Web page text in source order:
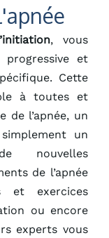
, vous
progressive et
Cette
à toutes et
de l’apnée, un
un
nouvelles
de l’apnée
et exercices
ou encore
experts vous